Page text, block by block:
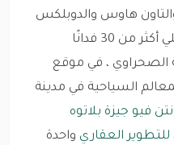
هاوس والدوبلكس
علي أكثر من 30 فدانًا
الصحراوي ، في موقع
السياحية في مدينة
فيو جيزة بلاتوه
للتطوير العقاري واحدة